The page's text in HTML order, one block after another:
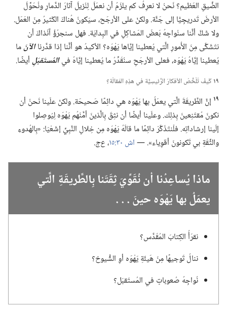
الضِّيقِ العَظيم؟‏ نَحنُ لا نعرِفُ كم يلزَمُ أن نعمَلَ لِنُزيلَ آثارَ الدَّمارِ ونُحَوِّلَ
الأرضَ تَدريجِيًّا إلى جَنَّة.‏ ولكنْ على الأرجَح،‏ سيَكونُ هُناكَ الكَثيرُ مِنَ العَمَل.‏
ولا شَكَّ أنَّنا سنُواجِهُ بَعضَ المَشاكِلِ في البِدايَة.‏ فهل سنجرُؤُ آنَذاكَ أن
نتَشَكَّى مِنَ الأُمورِ الَّتي يُعطينا إيَّاها يَهْوَه؟‏ الأكيدُ هو أنَّنا إذا قدَّرناالآنَما
يُعطينا إيَّاهُ يَهْوَه،‏ فعلى الأرجَحِ سنُقَدِّرُ ما يُعطينا إيَّاهُ فيالمُستَقبَلِأيضًا.‏
١٩كَيفَ تُلَخِّصُ الأفكارَ الرَّئيسِيَّة في هذِهِ المَقالَة؟‏
١٩ إنَّ الطَّريقَةَ الَّتي يعمَلُ بها يَهْوَه هي دائِمًا صَحيحَة.‏ ولكنْ علَينا نَحنُ أن
نكونَ مُقتَنِعينَ بِذلِك.‏ وعلَينا أيضًا أن نثِقَ بِالَّذينَ أمَّنَهُم يَهْوَه لِيُوصِلوا
إلَينا إرشاداتِه.‏ فلْنتَذَكَّرْ دائِمًا ما قالَهُ يَهْوَه مِن خِلالِ النَّبِيِّ إشَعْيَا:‏ «بِالهُدوءِ
والثِّقَةِ بي تَكونونَ أقوِياء».‏ —‏اش ٣٠:‏١٥ ‏،‏ع‌ج.‏
ماذا يُساعِدُنا أن نُقَوِّيَ ثِقَتَنا بِالطَّريقَةِ الَّتي
يعمَلُ بها يَهْوَه حينَ .‏ .‏ .‏
نقرَأُ الكِتابَ المُقَدَّس؟‏
ننالُ تَوجيهًا مِنَ هَيئَةِ يَهْوَه أوِ الشُّيوخ؟‏
نُواجِهُ صُعوباتٍ في المُستَقبَل؟‏